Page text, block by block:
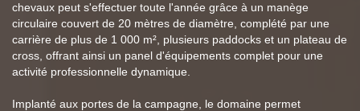
chevaux peut s'effectuer toute l'année grâce à un manège
circulaire couvert de 20 mètres de diamètre, complété par une
carrière de plus de 1 000 m², plusieurs paddocks et un plateau de
cross, offrant ainsi un panel d'équipements complet pour une
activité professionnelle dynamique.
Implanté aux portes de la campagne, le domaine permet